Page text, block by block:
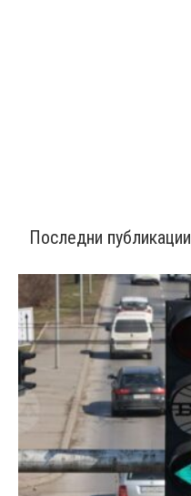
Последни публикации